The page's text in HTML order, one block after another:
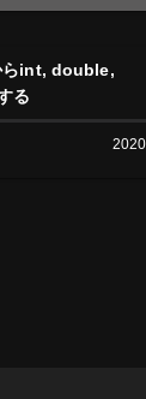
らint, double,
る